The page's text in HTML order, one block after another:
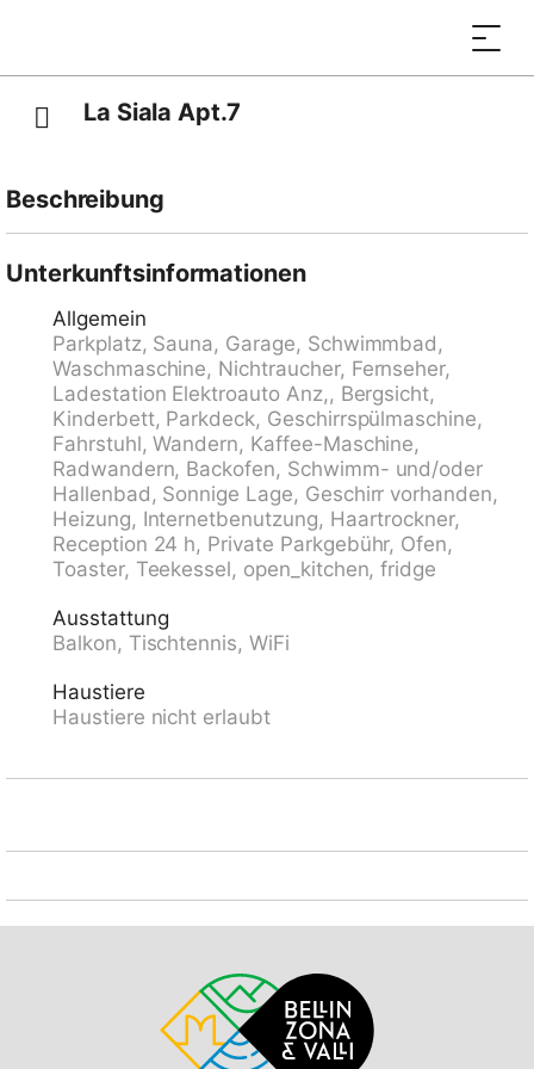
La Siala Apt.7
Beschreibung
Residenz "La Siala", 1'200 m.ü.M., renoviert im Jahre
Skigebiet, Richtung Süden. Zur Mitbenutzung:
Grundstück, Liegewiese, Hallenbad (saisonale
Verfügbarkeit: 01.Jul. - 15.Okt. und 15.Dez. - 31.Mar.).
Im Hause: Empfang, Sauna im Winter inklusive,
Tischtennis, Spielzimmer, Tischfussball, Fahrstuhl,
Einstellraum für Fahrräder, Skiraum, Zentralheizung,
Waschmaschine, Wäschetrockner (zur Mitbenutzung),
Trockenraum. Zufahrt bis zum Haus (Bergstrasse). Im
Winter bitte Schneeketten mitbringen, im Winter 4x4
empfohlen. Gemeinschaftsgarage beim Haus,
öffentliche Parkplätze 50 m extra. E-Ladestation.
Bushaltestelle "Falera, Parcadi" 50 m, Hallenbad 2
km, Badesee "Laaxer See" 2 km. Golfplatz (18 Loch) 6
m, Skibushaltestelle 50 m, Schlittelbahn 900 m,
Langlaufloipe 6 km, Eisfeld, Kinderspielplatz 500 m.
Umgebung sind gut erreichbar: Caumasee 6 km.
Ruinalta/Rheinschlucht, Planetenlehrpfad Falera-
Laax-Falera.
Unterkunftsinformationen
Allgemein
Parkplatz, Sauna, Garage, Schwimmbad,
Waschmaschine, Nichtraucher, Fernseher,
Ladestation Elektroauto Anz,, Bergsicht,
Kinderbett, Parkdeck, Geschirrspülmaschine,
Fahrstuhl, Wandern, Kaffee-Maschine,
Radwandern, Backofen, Schwimm- und/oder
Hallenbad, Sonnige Lage, Geschirr vorhanden,
Heizung, Internetbenutzung, Haartrockner,
Reception 24 h, Private Parkgebühr, Ofen,
Toaster, Teekessel, open_kitchen, fridge
Ausstattung
Balkon, Tischtennis, WiFi
Haustiere
Haustiere nicht erlaubt